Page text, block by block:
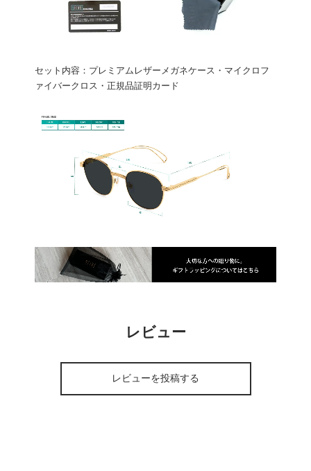
セット内容：プレミアムレザーメガネケース・マイクロフ
ァイバークロス・正規品証明カード
レビュー
レビューを投稿する